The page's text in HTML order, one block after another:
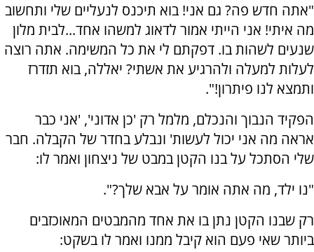
"אתה חדש פה? גם אני! בוא תיכנס לנעליים שלי ותחשוב
מה איתי! אני הייתי אמור לדאוג למשהו אחד...לבית מלון
שנעים לשהות בו. דפקתם לי את כל המשימה. אתה רוצה
לעלות למעלה ולהרגיע את אשתי? יאללה, בוא תזדרז
ותמצא לנו פיתרון!".
הפקיד הנבוך והנכלם, מלמל רק 'כן אדוני', 'אני כבר
אראה מה אני יכול לעשות' ונבלע בחדר של הקבלה. חבר
שלי הסתכל על בנו הקטן במבט של ניצחון ואמר לו:
"נו ילד, מה אתה אומר על אבא שלך?".
רק שבנו הקטן נתן בו את אחד מהמבטים המאוכזבים
ביותר שאי פעם הוא קיבל ממנו ואמר לו בשקט: